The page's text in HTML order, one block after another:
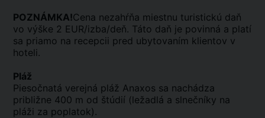
POZNÁMKA!Cena nezahŕňa miestnu turistickú daň
vo výške 2 EUR/izba/deň. Táto daň je povinná a platí
sa priamo na recepcii pred ubytovaním klientov v
hoteli.
Pláž
Piesočnatá verejná pláž Anaxos sa nachádza
približne 400 m od štúdií (ležadlá a slnečníky na
pláži za poplatok).